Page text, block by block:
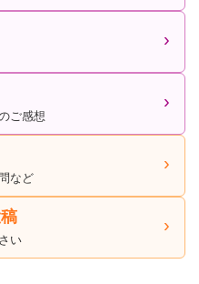
ご感想
など
い